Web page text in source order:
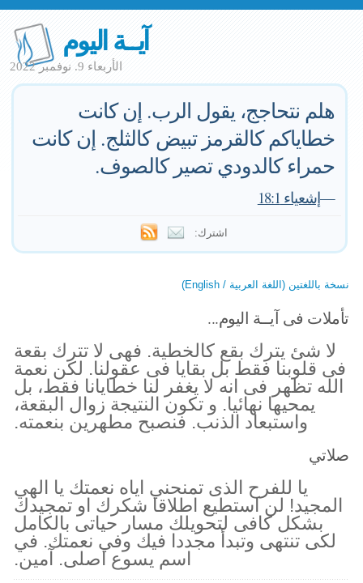
آيــة اليوم
الأربعاء 9. نوفمبر 2022
هلم نتحاجج، يقول الرب. إن كانت
خطاياكم كالقرمز تبيض كالثلج. إن كانت
حمراء كالدودي تصير كالصوف.
—إشعياء 18:1
اشترك:
نسخة باللغتين (اللغة العربية / English)
تأملات فى آيــة اليوم...
لا شئ يترك بقع كالخطية. فهى لا تترك بقعة
فى قلوبنا فقط بل بقايا فى عقولنا. لكن نعمة
الله تظهر فى انه لا يغفر لنا خطايانا فقط، بل
يمحيها نهائيا. و تكون النتيجة زوال البقعة،
واستبعاد الذنب. فنصبح مطهرين بنعمته.
صلاتي
يا للفرح الذى تمنحني اياه نعمتك يا الهي
المجيد! لن استطيع اطلاقا شكرك او تمجيدك
بشكل كافى لتحويلك مسار حياتى بالكامل
لكى تنتهى وتبدأ مجددا فيك وفي نعمتك. في
اسم يسوع اصلى. آمين.